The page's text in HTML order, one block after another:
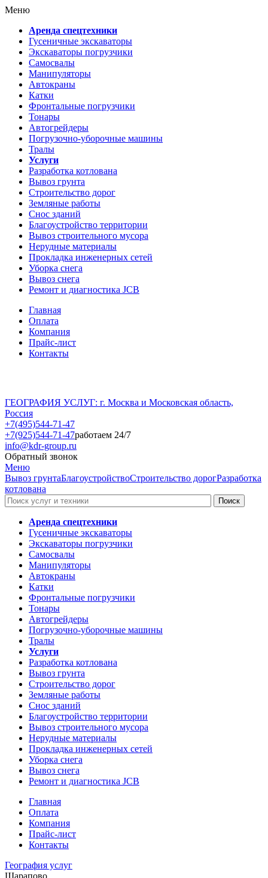
Меню
Аренда спецтехники
Гусеничные экскаваторы
Экскаваторы погрузчики
Самосвалы
Манипуляторы
Автокраны
Катки
Фронтальные погрузчики
Тонары
Автогрейдеры
Погрузочно-уборочные машины
Тралы
Услуги
Разработка котлована
Вывоз грунта
Строительство дорог
Земляные работы
Снос зданий
Благоустройство территории
Вывоз строительного мусора
Нерудные материалы
Прокладка инженерных сетей
Уборка снега
Вывоз снега
Ремонт и диагностика JCB
Главная
Оплата
Компания
Прайс-лист
Контакты
ГЕОГРАФИЯ УСЛУГ: г. Москва и Московская область,
Россия
+7(495)544-71-47
+7(925)544-71-47работаем 24/7
info@kdr-group.ru
Обратный звонок
Меню
Вывоз грунтаБлагоустройствоСтроительство дорогРазработка
котлована
Аренда спецтехники
Гусеничные экскаваторы
Экскаваторы погрузчики
Самосвалы
Манипуляторы
Автокраны
Катки
Фронтальные погрузчики
Тонары
Автогрейдеры
Погрузочно-уборочные машины
Тралы
Услуги
Разработка котлована
Вывоз грунта
Строительство дорог
Земляные работы
Снос зданий
Благоустройство территории
Вывоз строительного мусора
Нерудные материалы
Прокладка инженерных сетей
Уборка снега
Вывоз снега
Ремонт и диагностика JCB
Главная
Оплата
Компания
Прайс-лист
Контакты
География услуг
Шарапово